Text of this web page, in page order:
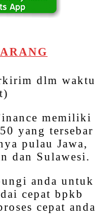
dlm waktu
memiliki
yang tersebar
pulau Jawa,
dan Sulawesi.
anda untuk
cepat bpkb
cepat anda